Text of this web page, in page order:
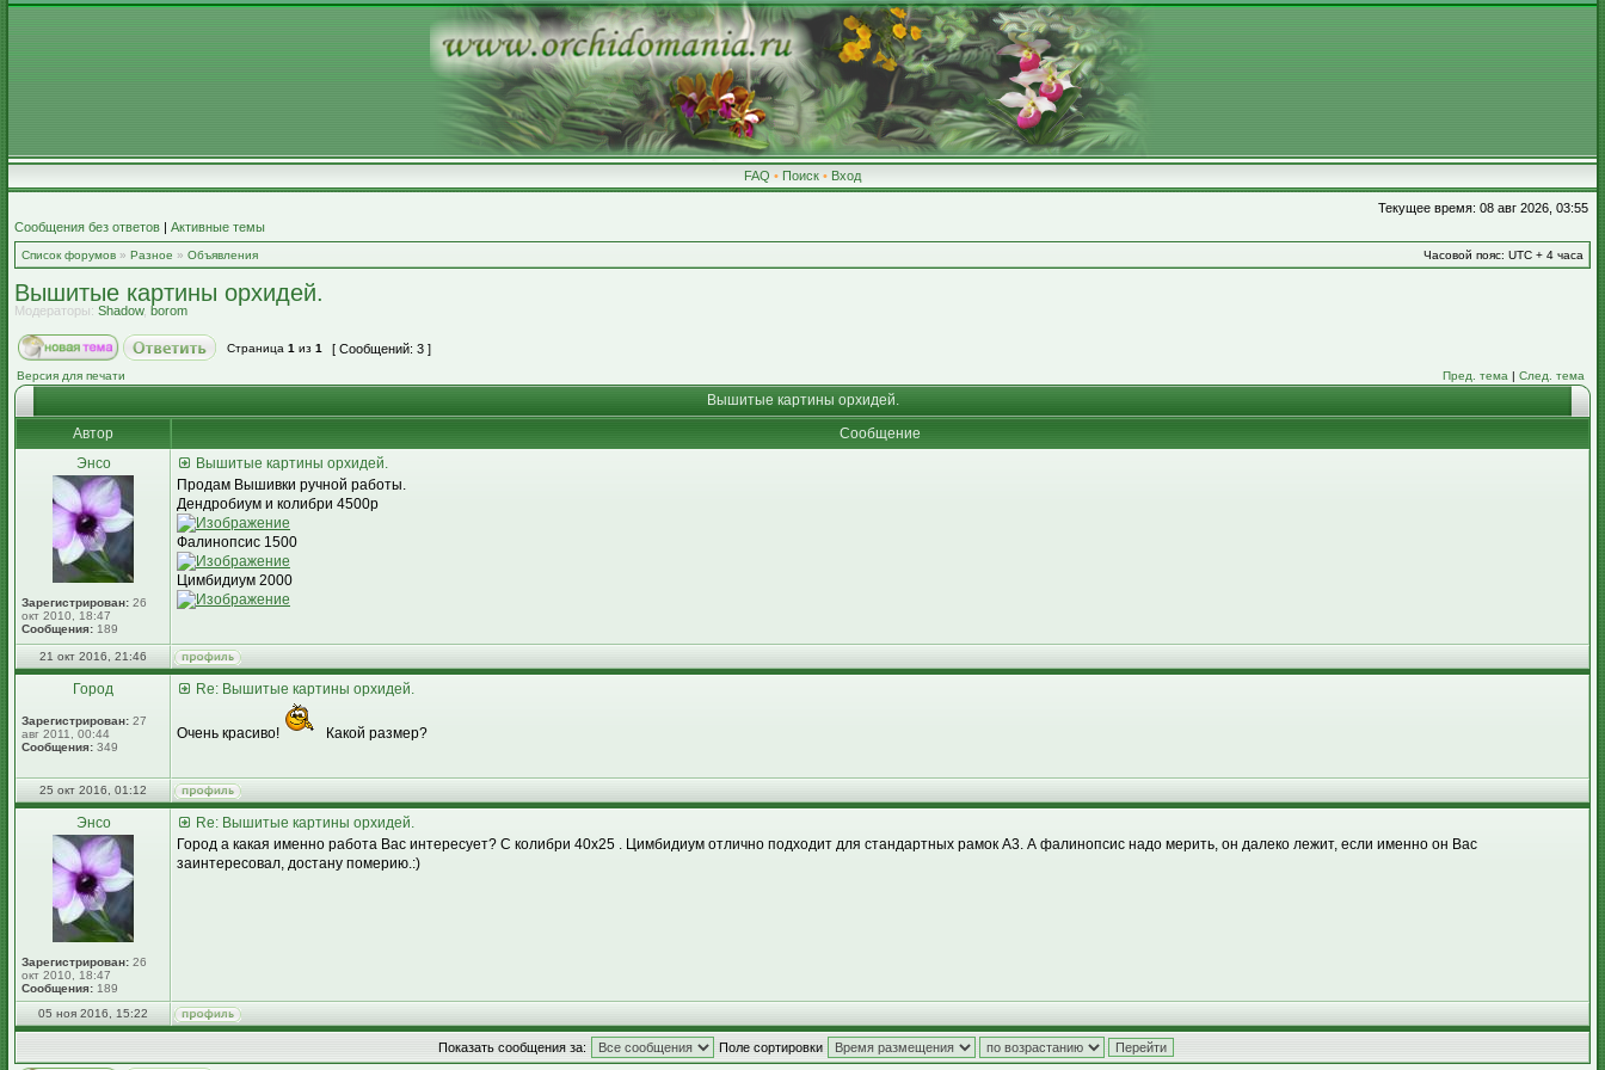
FAQ • Поиск • Вход
Текущее время: 08 авг 2026, 03:55
Сообщения без ответов | Активные темы
Список форумов » Разное » Объявления Часовой пояс: UTC + 4 часа
Вышитые картины орхидей.
Модераторы: Shadow, borom
Страница 1 из 1 [ Сообщений: 3 ]
Версия для печати Пред. тема | След. тема
Вышитые картины орхидей.
Автор
Сообщение
Энсо
Зарегистрирован: 26
окт 2010, 18:47
Сообщения: 189
Вышитые картины орхидей.
Продам Вышивки ручной работы.
Дендробиум и колибри 4500р
Фалинопсис 1500
Цимбидиум 2000
21 окт 2016, 21:46
Город
Зарегистрирован: 27
авг 2011, 00:44
Сообщения: 349
Re: Вышитые картины орхидей.
Очень красиво! Какой размер?
25 окт 2016, 01:12
Энсо
Зарегистрирован: 26
окт 2010, 18:47
Сообщения: 189
Re: Вышитые картины орхидей.
Город а какая именно работа Вас интересует? С колибри 40х25 . Цимбидиум отлично подходит для стандартных рамок А3. А фалинопсис надо мерить, он далеко лежит, если именно он Вас
заинтересовал, достану померию.:)
05 ноя 2016, 15:22
Показать сообщения за: Поле сортировки